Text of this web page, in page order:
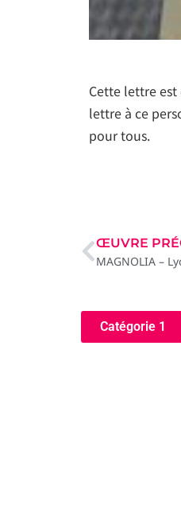
Cette lettre est
lettre à ce
pour tous.
ŒUVRE
Catégorie 1